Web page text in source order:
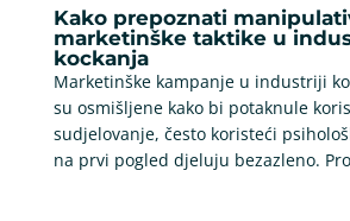
Kako prepoznati
marketinške taktike u
kockanja
Marketinške kampanje u industriji
su osmišljene kako bi potaknule
sudjelovanje, često koristeći
na prvi pogled djeluju bezazleno.